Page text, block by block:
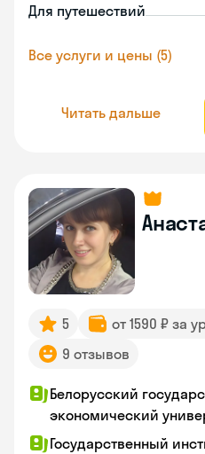
Для путешествий
Все услуги и цены (5)
Читать дальше
5 от 1590 ₽ за
9 отзывов
Белорусский
экономический
Государственный